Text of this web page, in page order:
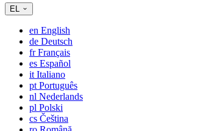
EL
en English
de Deutsch
frFrançais
es Español
it Italiano
pt Português
nl Nederlands
pl Polski
cs Čeština